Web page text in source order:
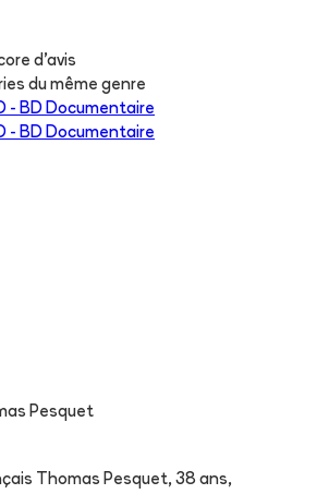
d'avis
du même genre
- BD Documentaire
- BD Documentaire
Pesquet
Thomas Pesquet, 38 ans,